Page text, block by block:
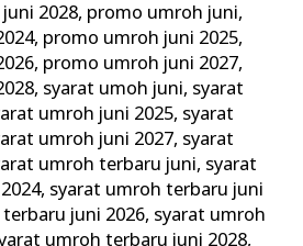
2028, promo umroh juni,
, promo umroh juni 2025,
, promo umroh juni 2027,
, syarat umoh juni, syarat
umroh juni 2025, syarat
umroh juni 2027, syarat
umroh terbaru juni, syarat
, syarat umroh terbaru juni
juni 2026, syarat umroh